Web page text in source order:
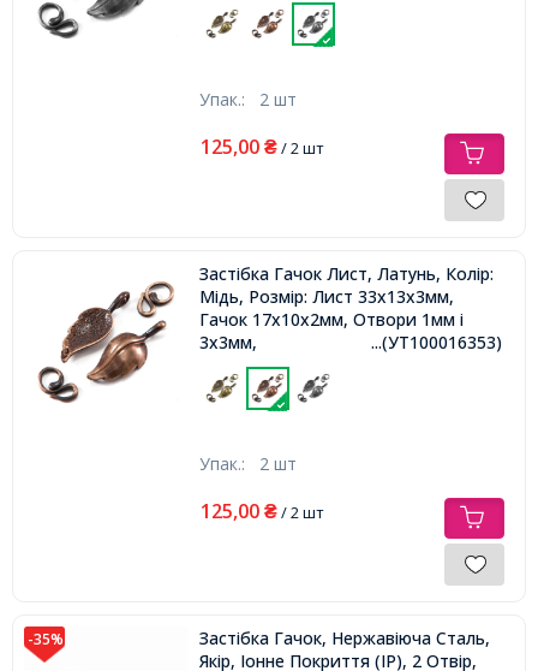
Упак.: 2 шт
125,00 ₴/ 2 шт
Застібка Гачок Лист, Латунь, Колір:
Мідь, Розмір: Лист 33x13x3мм,
Гачок 17x10x2мм, Отвори 1мм і
3x3мм,
...(УТ100016353)
Упак.: 2 шт
125,00 ₴/ 2 шт
-35%
Застібка Гачок, Нержавіюча Сталь,
Якір, Іонне Покриття (IP), 2 Отвір,